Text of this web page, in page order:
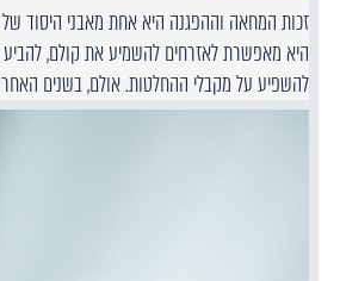
זכות המחאה וההפגנה היא אחת מאבני היסוד
היא מאפשרת לאזרחים להשמיע את קולם,
להשפיע על מקבלי ההחלטות. אולם, בשנים